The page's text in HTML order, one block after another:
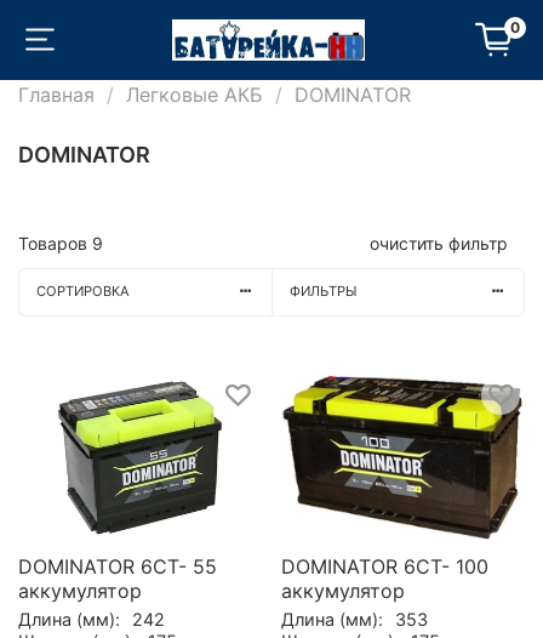
0
Главная Легковые АКБ DOMINATOR
DOMINATOR
Товаров 9 очистить фильтр
СОРТИРОВКА ФИЛЬТРЫ
DOMINATOR 6СТ- 55
аккумулятор
Длина (мм):
242
DOMINATOR 6СТ- 100
аккумулятор
Длина (мм):
353